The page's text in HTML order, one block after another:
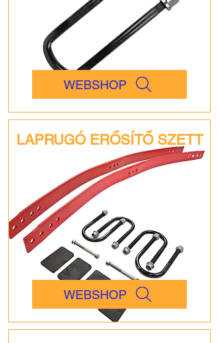
WEBSHOP
LAPRUGÓ ERŐSÍTŐ SZETT
WEBSHOP